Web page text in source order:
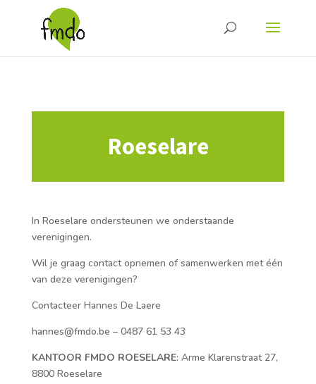
Roeselare
In Roeselare ondersteunen we onderstaande
verenigingen.
Wil je graag contact opnemen of samenwerken met één
van deze verenigingen?
Contacteer Hannes De Laere
hannes@fmdo.be – 0487 61 53 43
KANTOOR FMDO ROESELARE: Arme Klarenstraat 27,
8800 Roeselare